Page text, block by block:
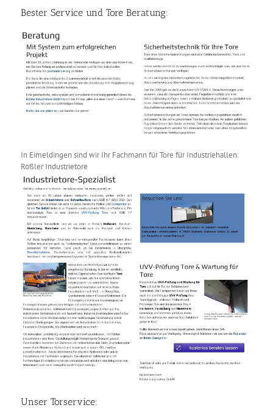
Bester Service und Tore Beratung:
In Eimeldingen sind wir Ihr Fachmann für Tore für Industriehallen:
Rößler Industrietore
Unser Torservice: